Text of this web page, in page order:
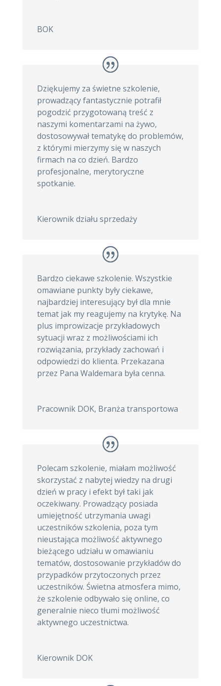
BOK
Dziękujemy za świetne szkolenie,
prowadzący fantastycznie potrafił
pogodzić przygotowaną treść z
naszymi komentarzami na żywo,
dostosowywał tematykę do problemów,
z którymi mierzymy się w naszych
firmach na co dzień. Bardzo
profesjonalne, merytoryczne
spotkanie.
Kierownik działu sprzedaży
Bardzo ciekawe szkolenie. Wszystkie
omawiane punkty były ciekawe,
najbardziej interesujący był dla mnie
temat jak my reagujemy na krytykę. Na
plus improwizacje przykładowych
sytuacji wraz z możliwościami ich
rozwiązania, przykłady zachowań i
odpowiedzi do klienta. Przekazana
przez Pana Waldemara była cenna.
Pracownik DOK, Branża transportowa
Polecam szkolenie, miałam możliwość
skorzystać z nabytej wiedzy na drugi
dzień w pracy i efekt był taki jak
oczekiwany. Prowadzący posiada
umiejętność utrzymania uwagi
uczestników szkolenia, poza tym
nieustająca możliwość aktywnego
bieżącego udziału w omawianiu
tematów, dostosowanie przykładów do
przypadków przytoczonych przez
uczestników. Świetna atmosfera mimo,
że szkolenie odbywało się online, co
generalnie nieco tłumi możliwość
aktywnego uczestnictwa.
Kierownik DOK